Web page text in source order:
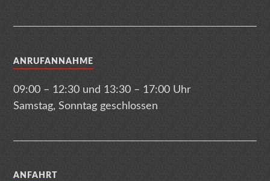
ANRUFANNAHME
09:00 – 12:30 und 13:30 – 17:00 Uhr
Samstag, Sonntag geschlossen
ANFAHRT